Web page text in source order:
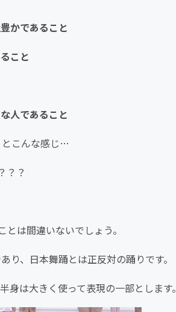
かであること
こと
人であること
とこんな感じ…
？？
は間違いないでしょう。
り、日本舞踊とは正反対の踊りです。
は大きく使って表現の一部とします。